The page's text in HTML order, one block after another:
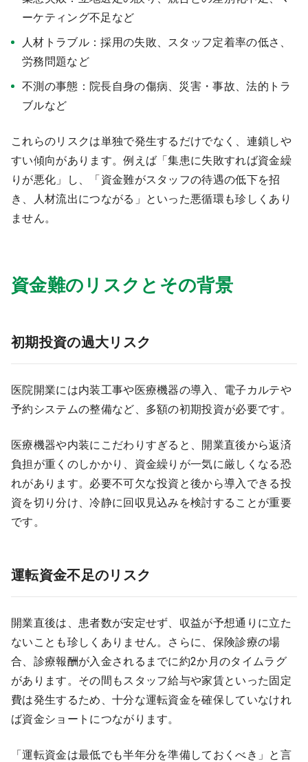
ーケティング不足など
人材トラブル：採用の失敗、スタッフ定着率の低さ、
労務問題など
不測の事態：院長自身の傷病、災害・事故、法的トラ
ブルなど
これらのリスクは単独で発生するだけでなく、連鎖しや
すい傾向があります。例えば「集患に失敗すれば資金繰
りが悪化」し、「資金難がスタッフの待遇の低下を招
き、人材流出につながる」といった悪循環も珍しくあり
ません。
資金難のリスクとその背景
初期投資の過大リスク
医院開業には内装工事や医療機器の導入、電子カルテや
予約システムの整備など、多額の初期投資が必要です。
医療機器や内装にこだわりすぎると、開業直後から返済
負担が重くのしかかり、資金繰りが一気に厳しくなる恐
れがあります。必要不可欠な投資と後から導入できる投
資を切り分け、冷静に回収見込みを検討することが重要
です。
運転資金不足のリスク
開業直後は、患者数が安定せず、収益が予想通りに立た
ないことも珍しくありません。さらに、保険診療の場
合、診療報酬が入金されるまでに約2か月のタイムラグ
があります。その間もスタッフ給与や家賃といった固定
費は発生するため、十分な運転資金を確保していなけれ
ば資金ショートにつながります。
「運転資金は最低でも半年分を準備しておくべき」と言